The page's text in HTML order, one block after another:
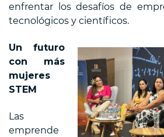
enfrentar los desafíos de
tecnológicos y científicos.
Un futuro
con más
mujeres
STEM
Las
emprende